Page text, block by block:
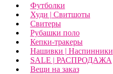
Футболки
Худи | Свитшоты
Свитеры
Рубашки поло
Кепки-тракеры
Нашивки | Наспинники
SALE | РАСПРОДАЖА
Вещи на заказ